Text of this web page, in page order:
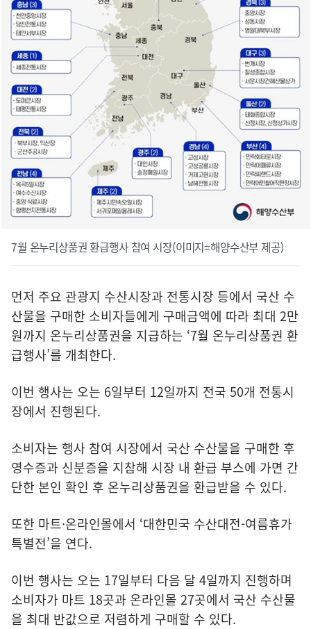
7월 온누리상품권 환급행사 참여 시장(이미지=해양수산부 제공)
먼저 주요 관광지 수산시장과 전통시장 등에서 국산 수
산물을 구매한 소비자들에게 구매금액에 따라 최대 2만
원까지 온누리상품권을 지급하는 ‘7월 온누리상품권 환
급행사’를 개최한다.
이번 행사는 오는 6일부터 12일까지 전국 50개 전통시
장에서 진행된다.
소비자는 행사 참여 시장에서 국산 수산물을 구매한 후
영수증과 신분증을 지참해 시장 내 환급 부스에 가면 간
단한 본인 확인 후 온누리상품권을 환급받을 수 있다.
또한 마트·온라인몰에서 ‘대한민국 수산대전-여름휴가
특별전’을 연다.
이번 행사는 오는 17일부터 다음 달 4일까지 진행하며
소비자가 마트 18곳과 온라인몰 27곳에서 국산 수산물
을 최대 반값으로 저렴하게 구매할 수 있다.